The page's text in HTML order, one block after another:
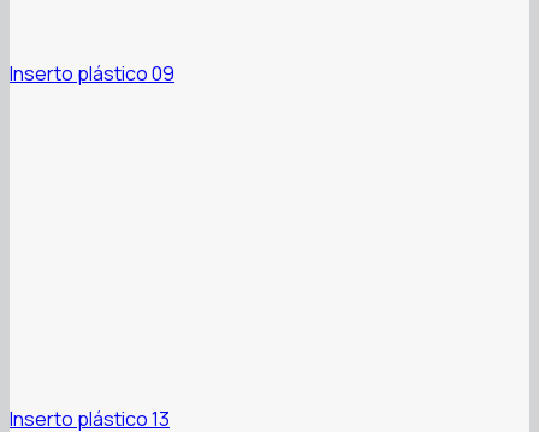
Inserto plástico 09
Inserto plástico 13